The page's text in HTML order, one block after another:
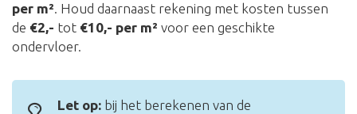
per m². Houd daarnaast rekening met kosten tussen
de €2,- tot €10,- per m² voor een geschikte
ondervloer.
Let op: bij het berekenen van de